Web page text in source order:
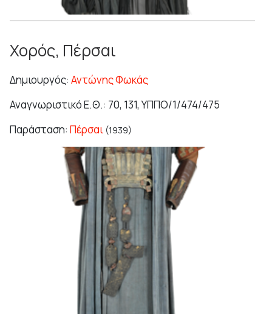
Χορός, Πέρσαι
Δημιουργός: Αντώνης Φωκάς
Αναγνωριστικό Ε.Θ.: 70, 131, ΥΠΠΟ/1/474/475
Παράσταση: Πέρσαι (1939)